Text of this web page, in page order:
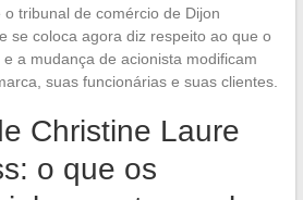
tribunal de comércio de Dijon
se coloca agora diz respeito ao que o
a mudança de acionista modificam
suas funcionárias e suas clientes.
Christine Laure
o que os